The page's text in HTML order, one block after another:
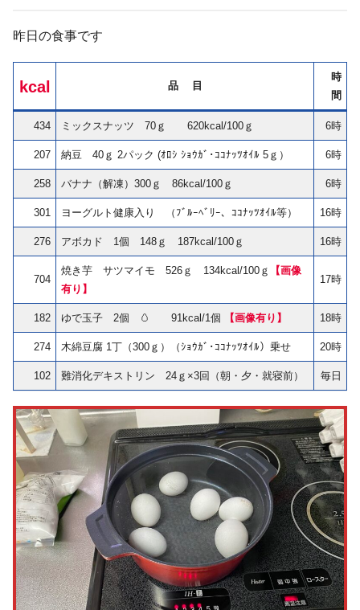
昨日の食事です
kcal 品 目
時
間
434 ミックスナッツ 70ｇ 620kcal/100ｇ 6時
207 納豆 40ｇ 2パック (ｵﾛｼ ｼｮｳｶﾞ･ｺｺﾅｯﾂｵｲﾙ 5ｇ） 6時
258 バナナ（解凍）300ｇ 86kcal/100ｇ 6時
301 ヨーグルト健康入り （ﾌﾞﾙｰﾍﾞﾘｰ、ｺｺﾅｯﾂｵｲﾙ等） 16時
276 アボカド 1個 148ｇ 187kcal/100ｇ 16時
704
焼き芋 サツマイモ 526ｇ 134kcal/100ｇ
【画像
有り】
17時
182 ゆで玉子 2個 🥚 91kcal/1個 【画像有り】 18時
274 木綿豆腐 1丁（300ｇ）（ｼｮｳｶﾞ･ｺｺﾅｯﾂｵｲﾙ）乗せ 20時
102 難消化デキストリン 24ｇ×3回（朝・夕・就寝前） 毎日